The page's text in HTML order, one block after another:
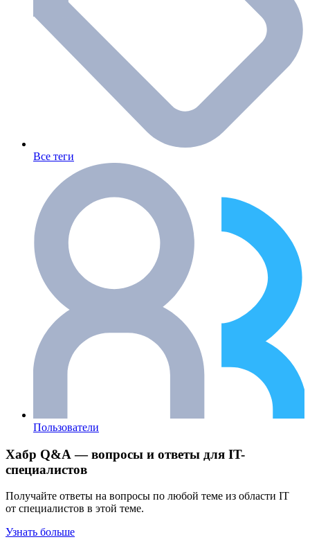
Все теги
Пользователи
Хабр Q&A — вопросы и ответы для IT-
специалистов
Получайте ответы на вопросы по любой теме из области IT
от специалистов в этой теме.
Узнать больше